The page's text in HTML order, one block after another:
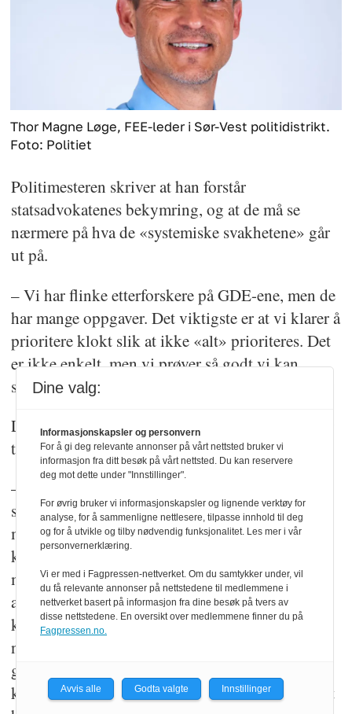
Thor Magne Løge, FEE-leder i Sør-Vest politidistrikt.
Foto: Politiet
Politimesteren skriver at han forstår
statsadvokatenes bekymring, og at de må se
nærmere på hva de «systemiske svakhetene» går
ut på.
– Vi har flinke etterforskere på GDE-ene, men de
har mange oppgaver. Det viktigste er at vi klarer å
prioritere klokt slik at ikke «alt» prioriteres. Det
er ikke enkelt, men vi prøver så godt vi kan,
skriver han i e-posten.
Løge viser til at politiet prioriterer og disponerer
tilgjengelige ressurser ut fra det totale behovet.
– Selv om antall narkotikasaker har gått ned
siden 2016 kan distriktet vise til gode resultater
med dagens ressurser i flere organiserte
kriminelle miljøer. Herunder i nært samarbeid
med flere lands politimyndigheter, Kripos og
andre politidistrikter. Arbeidet mot organisert
kriminalitet er ikke bare arbeid med
narkotikasaker, men også mange saker som
gjelder menneskehandel, organisert økonomisk
kriminalitet og arbeidslivskriminalitet. Distriktet
Dine valg:
Informasjonskapsler og personvern
For å gi deg relevante annonser på vårt nettsted bruker vi
informasjon fra ditt besøk på vårt nettsted. Du kan reservere
deg mot dette under "Innstillinger".
For øvrig bruker vi informasjonskapsler og lignende verktøy for
analyse, for å sammenligne nettlesere, tilpasse innhold til deg
og for å utvikle og tilby nødvendig funksjonalitet. Les mer i vår
personvernerklæring.
Vi er med i Fagpressen-nettverket. Om du samtykker under, vil
du få relevante annonser på nettstedene til medlemmene i
nettverket basert på informasjon fra dine besøk på tvers av
disse nettstedene. En oversikt over medlemmene finner du på
Fagpressen.no.
Avvis alle Godta valgte Innstillinger